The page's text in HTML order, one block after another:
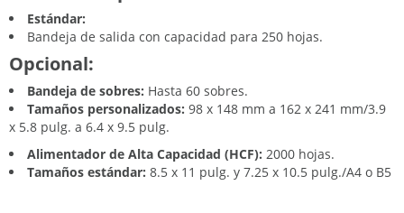
Estándar:
Bandeja de salida con capacidad para 250 hojas.
Opcional:
Bandeja de sobres: Hasta 60 sobres.
Tamaños personalizados: 98 x 148 mm a 162 x 241 mm/3.9
x 5.8 pulg. a 6.4 x 9.5 pulg.
Alimentador de Alta Capacidad (HCF): 2000 hojas.
Tamaños estándar: 8.5 x 11 pulg. y 7.25 x 10.5 pulg./A4 o B5